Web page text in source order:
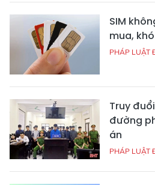
SIM
mua,
PHÁP LUẬT
Truy
đường
án
PHÁP LUẬT